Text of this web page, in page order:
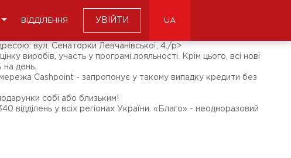
ВІДДІЛЕННЯ УВІЙТИ UA
вул. Сенаторки Левчанівської, 4./p>
виробів, участь у програмі лояльності. Крім цього, всі нові
день.
Cashpoint - запропонує у такому випадку кредити без
собі або близьким!
відділень у всіх регіонах України. «Благо» - неодноразовий